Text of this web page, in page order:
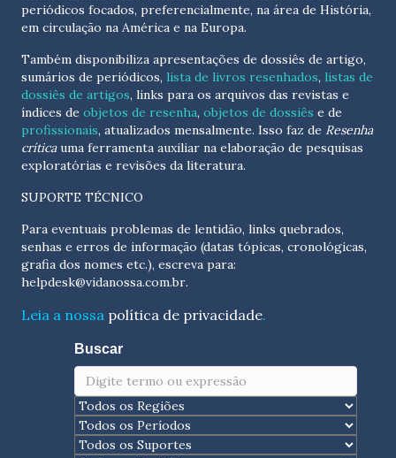
periódicos focados, preferencialmente, na área de História,
em circulação na América e na Europa.
Também disponibiliza apresentações de dossiês de artigo,
sumários de periódicos, lista de livros resenhados, listas de
dossiês de artigos, links para os arquivos das revistas e
índices de objetos de resenha, objetos de dossiês e de
profissionais, atualizados mensalmente. Isso faz de Resenha
críticauma ferramenta auxiliar na elaboração de pesquisas
exploratórias e revisões da literatura.
SUPORTE TÉCNICO
Para eventuais problemas de lentidão, links quebrados,
senhas e erros de informação (datas tópicas, cronológicas,
helpdesk@vidanossa.com.br.
Leia a nossa política de privacidade.
Buscar